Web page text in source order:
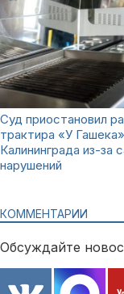
Суд приостановил
трактира «У
Калининграда из-за
нарушений
КОММЕНТАРИИ
Обсуждайте